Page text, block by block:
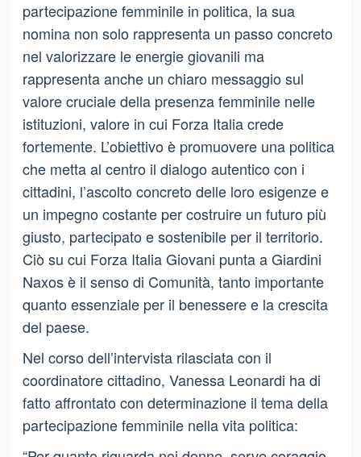
partecipazione femminile in politica, la sua
nomina non solo rappresenta un passo concreto
nel valorizzare le energie giovanili ma
rappresenta anche un chiaro messaggio sul
valore cruciale della presenza femminile nelle
istituzioni, valore in cui Forza Italia crede
fortemente. L’obiettivo è promuovere una politica
che metta al centro il dialogo autentico con i
cittadini, l’ascolto concreto delle loro esigenze e
un impegno costante per costruire un futuro più
giusto, partecipato e sostenibile per il territorio.
Ciò su cui Forza Italia Giovani punta a Giardini
Naxos è il senso di Comunità, tanto importante
quanto essenziale per il benessere e la crescita
del paese.
Nel corso dell’intervista rilasciata con il
coordinatore cittadino, Vanessa Leonardi ha di
fatto affrontato con determinazione il tema della
partecipazione femminile nella vita politica: